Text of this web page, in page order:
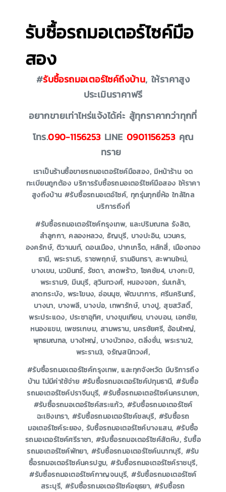
รับซื้อรถมอเตอร์ไซค์มือ
สอง
#รับซื้อรถมอเตอร์ไซค์ถึงบ้าน, ให้ราคาสูง
ประเมินราคาฟรี
อยากขายเท่าไหร่แจ้งได้ค่ะ สู้ทุกราคากว่าทุกที่
โทร.090-1156253LINE0901156253 คุณ
ทราย
เราเป็นร้านซื้อขายรถมอเตอร์ไซค์มือสอง, มีหน้าร้าน จด
ทะเบียนถูกต้อง บริการรับซื้อรถมอเตอร์ไซค์มือสอง ให้ราคา
สูงถึงบ้าน #รับซื้อรถมอเตอ์ไซค์, ทุกรุ่นทุกยี่ห้อ ใกล้ไกล
บริการถึงที่
#รับซื้อรถมอเตอร์ไซค์กรุงเทพ, และปริมณฑล รังสิต,
ลำลูกกา, คลองหลวง, ธัญบุรี, บางปะอิน, นวนคร,
องครักษ์, ติวานนท์, ดอนเมือง, ปากเกร็ด, หลักสี่, เมืองทอง
ธานี, พระราม5, ราชพฤกษ์, รามอินทรา, สะพานใหม่,
บางเขน, นวมินทร์, รัชดา, ลาดพร้าว, โชคชัย4, บางกะปิ,
พระราม9, มีนบุรี, สุวินทวงศ์, หนองจอก, ร่มเกล้า,
ลาดกระบัง, พระโขนง, อ่อนนุช, พัฒนาการ, ศรีนครินทร์,
บางนา, บางพลี, บางบ่อ, เทพารักษ์, บางปู, สุขสวัสดิ์,
พระประแดง, ประชาอุทิศ, บางขุนเทียน, บางบอน, เอกชัย,
หนองแขม, เพชรเกษม, สามพราน, นครชัยศรี, อ้อมใหญ่,
พุทธมณฑล, บางใหญ่, บางบัวทอง, ตลิ่งชั่น, พระราม2,
พระราม3, จรัญสนิทวงศ์,
#รับซื้อรถมอเตอร์ไซค์กรุงเทพ, และทุกจังหวัด มีบริการถึง
บ้าน ไม่มีค่าใช้จ่าย #รับซื้อรถมอเตอร์ไซค์ปทุมธานี, #รับซื้อ
รถมอเตอร์ไซค์ปราจีนบุรี, #รับซื้อรถมอเตอร์ไซค์นครนายก,
#รับซื้อรถมอเตอร์ไซค์สระแก้ว, #รับซื้อรถมอเตอร์ไซค์
ฉะเชิงเทรา, #รับซื้อรถมอเตอร์ไซค์ชลบุรี, #รับซื้อรถ
มอเตอร์ไซค์ระยอง, รับซื้อรถมอเตอร์ไซค์บางแสน, #รับซื้อ
รถมอเตอร์ไซค์ศรีราชา, #รับซื้อรถมอเตอร์ไซค์สัตหีบ, รับซื้อ
รถมอเตอร์ไซค์พัทยา, #รับซื้อรถมอเตอร์ไซค์นนาทบุรี, #รับ
ซื้อรถมอเตอร์ไซค์นครปฐม, #รับซื้อรถมอเตอร์ไซค์ราชบุรี,
#รับซื้อรถมอเตอร์ไซค์กาญจนบุรี, #รับซื้อรถมอเตอร์ไซค์
สระบุรี, #รับซื้อรถมอเตอร์ไซค์อยุธยา, #รับซื้อรถ